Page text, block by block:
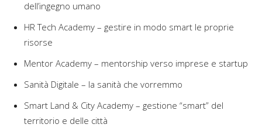
dell’ingegno umano
HR Tech Academy – gestire in modo smart le proprie
risorse
Mentor Academy – mentorship verso imprese e startup
Sanità Digitale – la sanità che vorremmo
Smart Land & City Academy – gestione “smart” del
territorio e delle città